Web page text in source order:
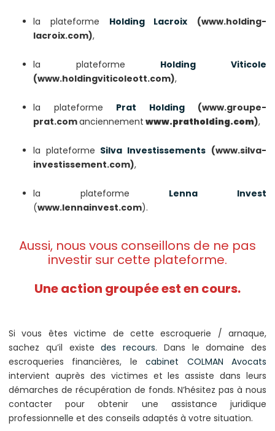
la plateforme Holding Lacroix
(www.holding-
lacroix.com),
la plateforme Holding Viticole
(www.holdingviticoleott.com),
la plateforme Prat Holding
(www.groupe-
prat.comanciennement www.pratholding.com),
la plateforme Silva Investissements (www.silva-
investissement.com),
la plateforme Lenna Invest
(www.lennainvest.com).
Aussi, nous vous conseillons de ne pas
investir sur cette plateforme.
Une action groupée est en cours.
Si vous êtes victime de cette escroquerie / arnaque,
sachez qu’il existedes recours. Dans le domaine des
escroqueries financières, lecabinet COLMAN Avocats
intervient auprès des victimes et les assiste dans leurs
démarches de récupération de fonds. N’hésitez pas à nous
contacter pour obtenir une assistance juridique
professionnelle et des conseils adaptés à votre situation.